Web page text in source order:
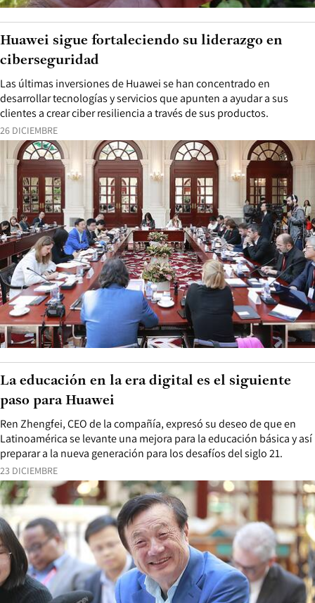
26 DICIEMBRE
Las últimas inversiones de Huawei se han concentrado en
desarrollar tecnologías y servicios que apunten a ayudar a sus
clientes a crear ciber resiliencia a través de sus productos.
Huawei sigue fortaleciendo su liderazgo en
ciberseguridad
23 DICIEMBRE
Ren Zhengfei, CEO de la compañía, expresó su deseo de que en
Latinoamérica se levante una mejora para la educación básica y así
preparar a la nueva generación para los desafíos del siglo 21.
La educación en la era digital es el siguiente
paso para Huawei